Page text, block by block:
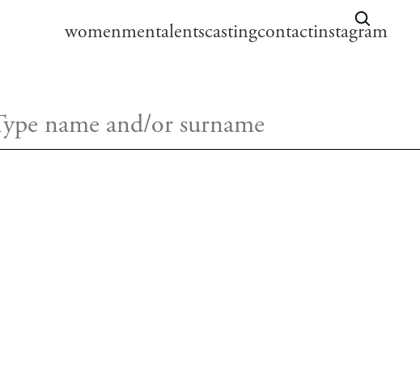
womenmentalentscastingcontactinstagram